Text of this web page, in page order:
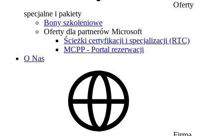
Oferty
specjalne i pakiety
Bony szkoleniowe
Oferty dla partnerów Microsoft
Ścieżki certyfikacji i specjalizacji (RTC)
MCPP - Portal rezerwacji
O Nas